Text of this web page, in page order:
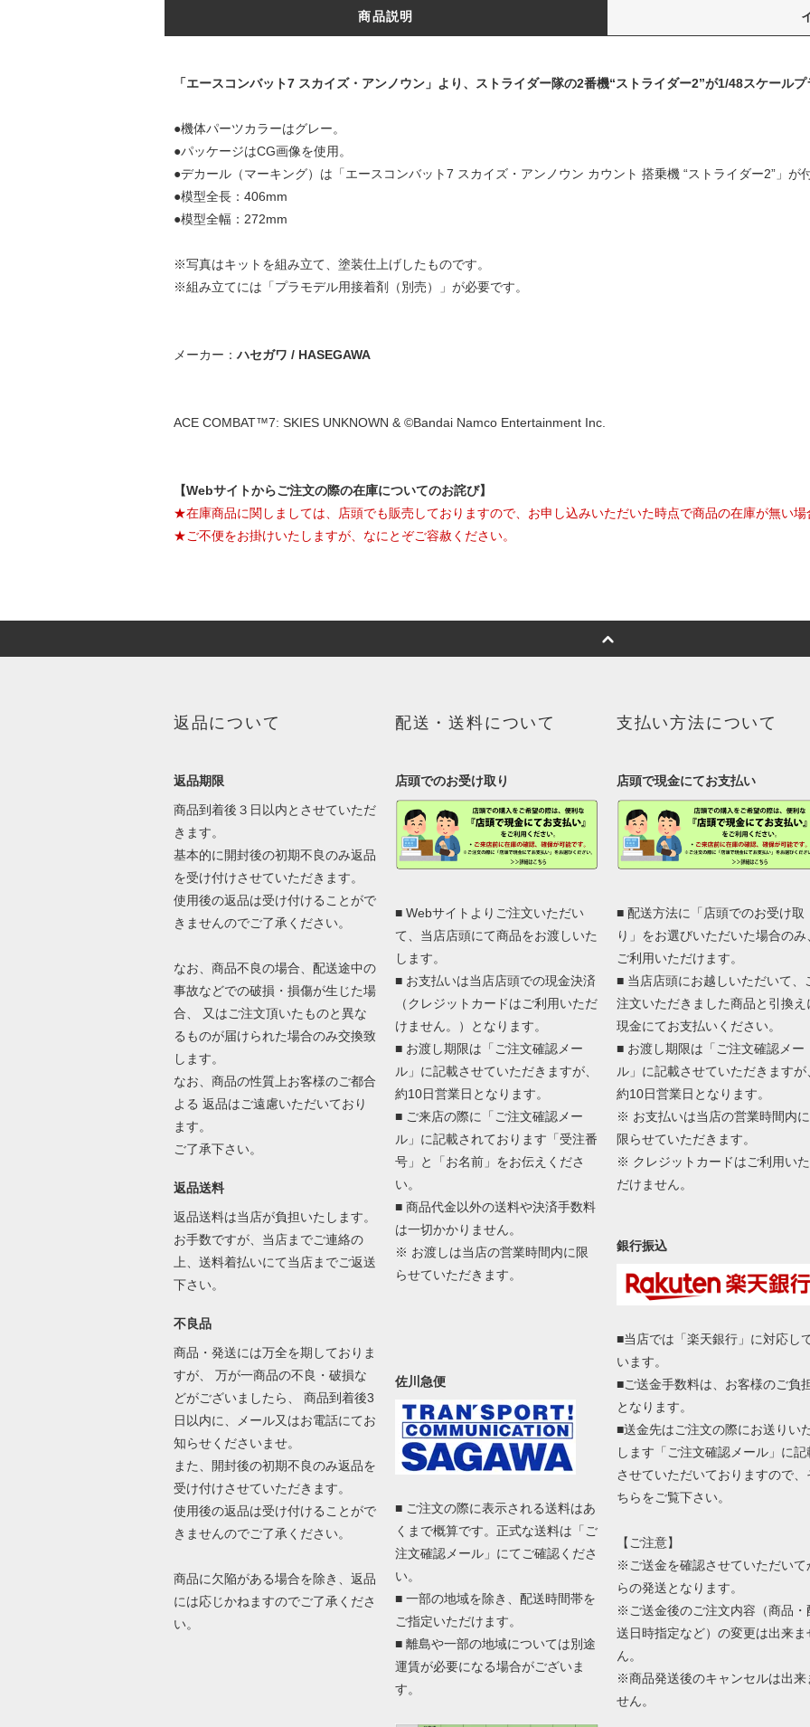
商品説明
「エースコンバット7 スカイズ・アンノウン」より、ストライダー隊の2番機“ストライダー2”が1/48スケール
●機体パーツカラーはグレー。
●パッケージはCG画像を使用。
●デカール（マーキング）は「エースコンバット7 スカイズ・アンノウン カウント 搭乗機 “ストライダー2”」が
●模型全長：406mm
●模型全幅：272mm
※写真はキットを組み立て、塗装仕上げしたものです。
※組み立てには「プラモデル用接着剤（別売）」が必要です。
メーカー：ハセガワ / HASEGAWA
ACE COMBAT™7: SKIES UNKNOWN & ©Bandai Namco Entertainment Inc.
【Webサイトからご注文の際の在庫についてのお詫び】
★在庫商品に関しましては、店頭でも販売しておりますので、お申し込みいただいた時点で商品の在庫が無い
★ご不便をお掛けいたしますが、なにとぞご容赦ください。
返品について
返品期限
商品到着後３日以内とさせていただ
きます。
基本的に開封後の初期不良のみ返品
を受け付けさせていただきます。
使用後の返品は受け付けることがで
きませんのでご了承ください。
なお、商品不良の場合、配送途中の
事故などでの破損・損傷が生じた場
合、 又はご注文頂いたものと異な
るものが届けられた場合のみ交換致
します。
なお、商品の性質上お客様のご都合
よる 返品はご遠慮いただいており
ます。
ご了承下さい。
返品送料
返品送料は当店が負担いたします。
お手数ですが、当店までご連絡の
上、送料着払いにて当店までご返送
下さい。
不良品
商品・発送には万全を期しておりま
すが、 万が一商品の不良・破損な
どがございましたら、 商品到着後3
日以内に、メール又はお電話にてお
知らせくださいませ。
また、開封後の初期不良のみ返品を
受け付けさせていただきます。
使用後の返品は受け付けることがで
きませんのでご了承ください。
商品に欠陥がある場合を除き、返品
には応じかねますのでご了承くださ
い。
配送・送料について
店頭でのお受け取り
■ Webサイトよりご注文いただい
て、当店店頭にて商品をお渡しいた
します。
■ お支払いは当店店頭での現金決済
（クレジットカードはご利用いただ
けません。）となります。
■ お渡し期限は「ご注文確認メー
ル」に記載させていただきますが、
約10日営業日となります。
■ ご来店の際に「ご注文確認メー
ル」に記載されております「受注番
号」と「お名前」をお伝えくださ
い。
■ 商品代金以外の送料や決済手数料
は一切かかりません。
※ お渡しは当店の営業時間内に限
らせていただきます。
佐川急便
■ ご注文の際に表示される送料はあ
くまで概算です。正式な送料は「ご
注文確認メール」にてご確認くださ
い。
■ 一部の地域を除き、配送時間帯を
ご指定いただけます。
■ 離島や一部の地域については別途
運賃が必要になる場合がございま
す。
支払い方法について
店頭で現金にてお支払い
■ 配送方法に「店頭でのお受け取
り」をお選びいただいた場合のみ
ご利用いただけます。
■ 当店店頭にお越しいただいて、
注文いただきました商品と引換え
現金にてお支払いください。
■ お渡し期限は「ご注文確認メー
ル」に記載させていただきますが
約10日営業日となります。
※ お支払いは当店の営業時間内に
限らせていただきます。
※ クレジットカードはご利用いた
だけません。
銀行振込
■当店では「楽天銀行」に対応し
います。
■ご送金手数料は、お客様のご負
となります。
■送金先はご注文の際にお送りい
します「ご注文確認メール」に記
させていただいておりますので、
ちらをご覧下さい。
【ご注意】
※ご送金を確認させていただいて
らの発送となります。
※ご送金後のご注文内容（商品・
送日時指定など）の変更は出来ま
ん。
※商品発送後のキャンセルは出来
せん。